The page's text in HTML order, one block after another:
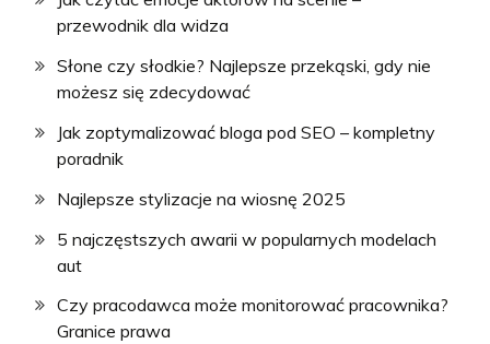
przewodnik dla widza
Słone czy słodkie? Najlepsze przekąski, gdy nie
możesz się zdecydować
Jak zoptymalizować bloga pod SEO – kompletny
poradnik
Najlepsze stylizacje na wiosnę 2025
5 najczęstszych awarii w popularnych modelach
aut
Czy pracodawca może monitorować pracownika?
Granice prawa